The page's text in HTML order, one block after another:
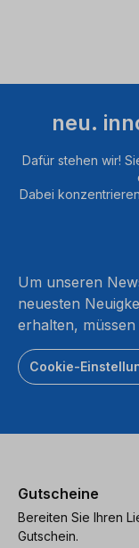
des
zu,
dieses
Mehr
Akzeptieren
by
neu.
Dafür stehen wir!
Dabei
Um unseren
neuesten
erhalten,
Cookie-
Gutscheine
Bereiten Sie Ihren
Gutschein.